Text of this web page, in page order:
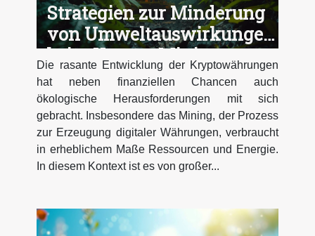
Strategien zur Minderung
von Umweltauswirkungen
beim Krypto-Mining
Die rasante Entwicklung der Kryptowährungen
hat neben finanziellen Chancen auch
ökologische Herausforderungen mit sich
gebracht. Insbesondere das Mining, der Prozess
zur Erzeugung digitaler Währungen, verbraucht
in erheblichem Maße Ressourcen und Energie.
In diesem Kontext ist es von großer...